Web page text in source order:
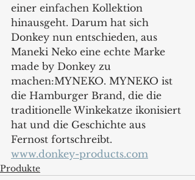
einer einfachen Kollektion
hinausgeht. Darum hat sich
Donkey nun entschieden, aus
Maneki Neko eine echte Marke
made by Donkey zu
machen:MYNEKO. MYNEKO ist
die Hamburger Brand, die die
traditionelle Winkekatze ikonisiert
hat und die Geschichte aus
Fernost fortschreibt.
www.donkey-products.com
Produkte